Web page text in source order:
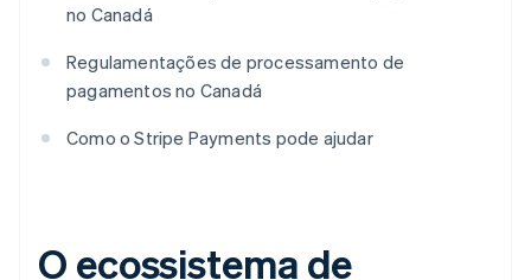
no Canadá
Regulamentações de processamento de
pagamentos no Canadá
Como o Stripe Payments pode ajudar
O ecossistema de